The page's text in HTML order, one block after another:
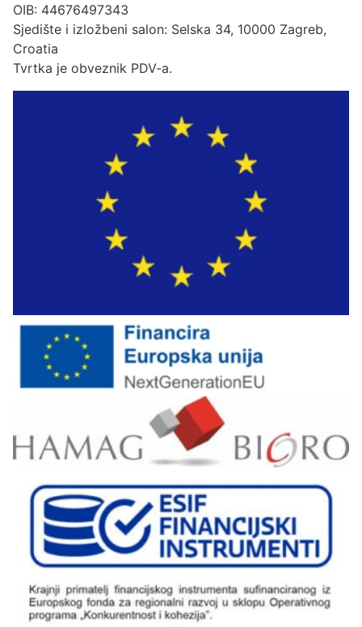
OIB: 44676497343
Sjedište i izložbeni salon: Selska 34, 10000 Zagreb,
Croatia
Tvrtka je obveznik PDV-a.